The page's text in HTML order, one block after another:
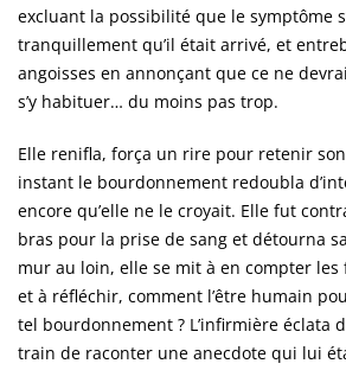
excluant la possibilité que le symptôme
tranquillement qu’il était arrivé, et
angoisses en annonçant que ce ne
s’y habituer… du moins pas trop.
Elle renifla, força un rire pour retenir
instant le bourdonnement redoubla
encore qu’elle ne le croyait. Elle fut
bras pour la prise de sang et détourna
mur au loin, elle se mit à en compter les
et à réfléchir, comment l’être humain
tel bourdonnement ? L’infirmière éclata
train de raconter une anecdote qui lui